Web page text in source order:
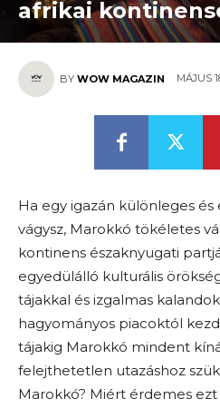
afrikai
BY WOW MAGAZIN MÁJUS
Ha egy igazán különleges és
vágysz, Marokkó tökéletes
kontinens északnyugati
egyedülálló kulturális
tájakkal és izgalmas
hagyományos piacoktól
tájakig Marokkó mindent
felejthetetlen utazáshoz
Marokkó? Miért érdemes ezt